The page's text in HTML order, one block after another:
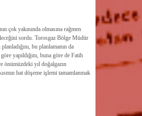
çok yakınında olmasına rağmen
sordu. Torosgaz Bölge Müdür
bu planlamanın da
yapıldığını, buna göre de Fatih
önümüzdeki yıl doğalgazın
hat döşeme işlemi tamamlanmak